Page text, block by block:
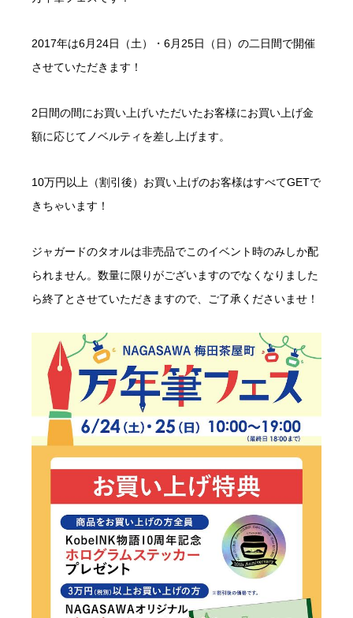
2017年は6月24日（土）・6月25日（日）の二日間で開催
させていただきます！
2日間の間にお買い上げいただいたお客様にお買い上げ金
額に応じてノベルティを差し上げます。
10万円以上（割引後）お買い上げのお客様はすべてGETで
きちゃいます！
ジャガードのタオルは非売品でこのイベント時のみしか配
られません。数量に限りがございますのでなくなりました
ら終了とさせていただきますので、ご了承くださいませ！